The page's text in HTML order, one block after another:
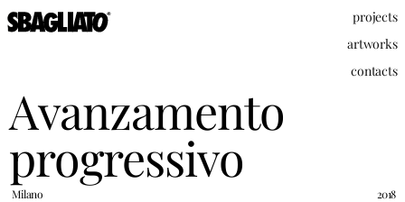
projects
artworks
contacts
Avanzamento
progressivo
Milano 2018